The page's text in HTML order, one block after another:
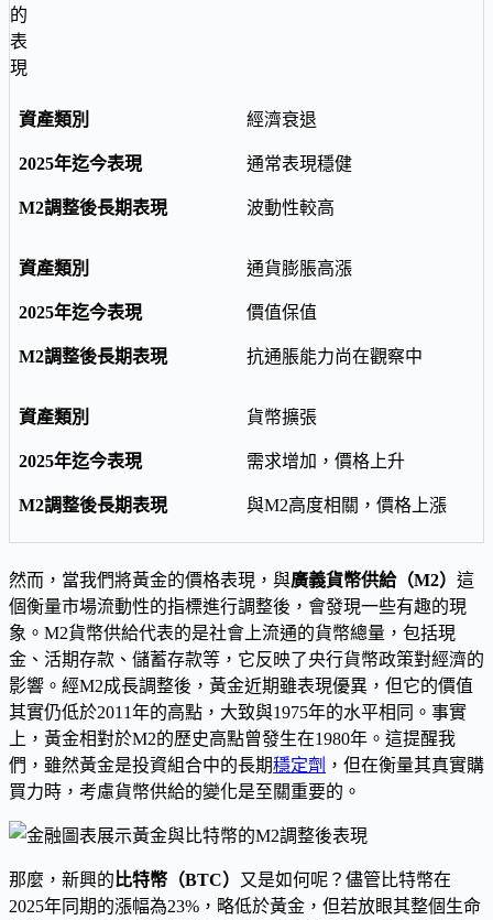
的
表
現
經濟衰退
通常表現穩健
波動性較高
通貨膨脹高漲
價值保值
抗通脹能力尚在觀察中
貨幣擴張
需求增加，價格上升
與M2高度相關，價格上漲
然而，當我們將黃金的價格表現，與廣義貨幣供給（M2） 這
個衡量市場流動性的指標進行調整後，會發現一些有趣的現
象。M2貨幣供給代表的是社會上流通的貨幣總量，包括現
金、活期存款、儲蓄存款等，它反映了央行貨幣政策對經濟的
影響。經M2成長調整後，黃金近期雖表現優異，但它的價值
其實仍低於2011年的高點，大致與1975年的水平相同。事實
上，黃金相對於M2的歷史高點曾發生在1980年。這提醒我
們，雖然黃金是投資組合中的長期穩定劑 ，但在衡量其真實購
買力時，考慮貨幣供給的變化是至關重要的。
那麼，新興的 比特幣（BTC） 又是如何呢？儘管比特幣在
2025年同期的漲幅為23%，略低於黃金，但若放眼其整個生命